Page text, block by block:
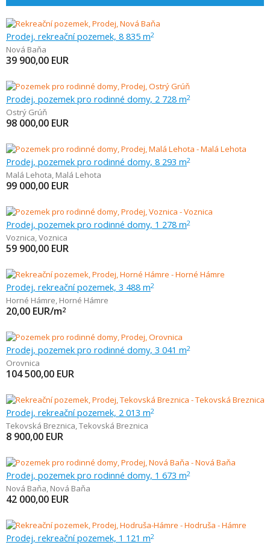
Prodej, rekreační pozemek, 8 835 m2
Nová Baňa
39 900,00 EUR
Prodej, pozemek pro rodinné domy, 2 728 m2
Ostrý Grúň
98 000,00 EUR
Prodej, pozemek pro rodinné domy, 8 293 m2
Malá Lehota, Malá Lehota
99 000,00 EUR
Prodej, pozemek pro rodinné domy, 1 278 m2
Voznica,Voznica
59 900,00 EUR
Prodej, rekreační pozemek, 3 488 m2
Horné Hámre, Horné Hámre
20,00 EUR/m2
Prodej, pozemek pro rodinné domy, 3 041 m2
Orovnica
104 500,00 EUR
Prodej, rekreační pozemek, 2 013 m2
Tekovská Breznica,Tekovská Breznica
8 900,00 EUR
Prodej, pozemek pro rodinné domy, 1 673 m2
Nová Baňa, Nová Baňa
42 000,00 EUR
Prodej, rekreační pozemek, 1 121 m2